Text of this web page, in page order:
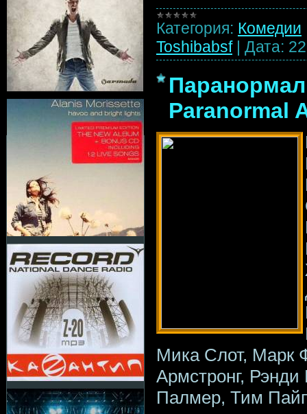
Категория: Комедии
Toshibabsf | Дата:
Paranormal
Мика Слот, Марк
Армстронг,
Палмер, Тим